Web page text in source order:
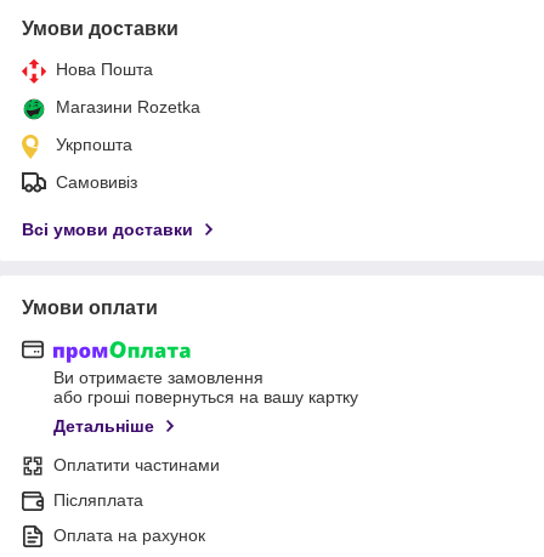
Умови доставки
Нова Пошта
Магазини Rozetka
Укрпошта
Самовивіз
Всі умови доставки
Умови оплати
Ви отримаєте замовлення
або гроші повернуться на вашу картку
Детальніше
Оплатити частинами
Післяплата
Оплата на рахунок